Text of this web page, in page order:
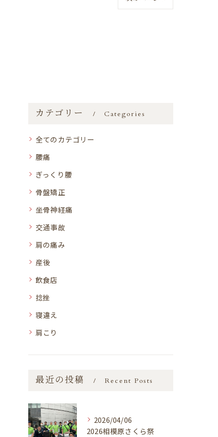
カテゴリー Categories
全てのカテゴリー
腰痛
ぎっくり腰
骨盤矯正
坐骨神経痛
交通事故
肩の痛み
産後
飲食店
捻挫
寝違え
肩こり
最近の投稿 Recent Posts
2026/04/06
2026相模原さくら祭